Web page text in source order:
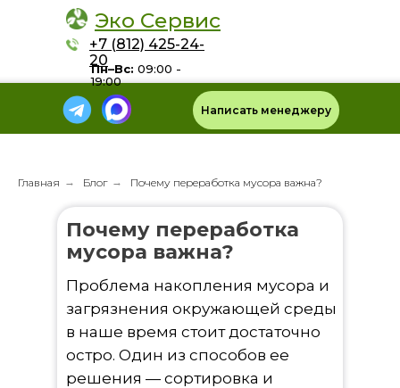
+7 (812) 425-24-
20
Пн–Вс: 09:00 -
19:00
Эко Сервис
Написать менеджеру
Главная → Блог → Почему переработка мусора важна?
Почему переработка
мусора важна?
Проблема накопления мусора и
загрязнения окружающей среды
в наше время стоит достаточно
остро. Один из способов ее
решения — сортировка и